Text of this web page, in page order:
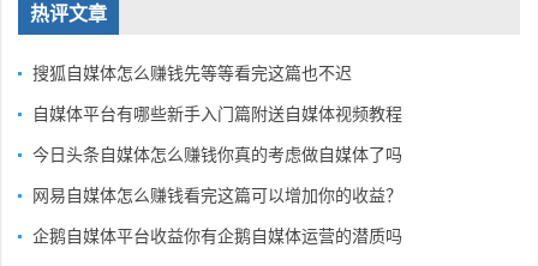
热评文章
搜狐自媒体怎么赚钱先等等看完这篇也不迟
自媒体平台有哪些新手入门篇附送自媒体视频教程
今日头条自媒体怎么赚钱你真的考虑做自媒体了吗
网易自媒体怎么赚钱看完这篇可以增加你的收益？
企鹅自媒体平台收益你有企鹅自媒体运营的潜质吗